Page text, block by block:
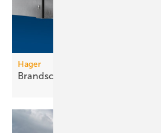
Hager
Brandschutzkanal mit